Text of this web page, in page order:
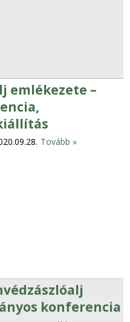
emlékezete –
Tovább »
konferencia